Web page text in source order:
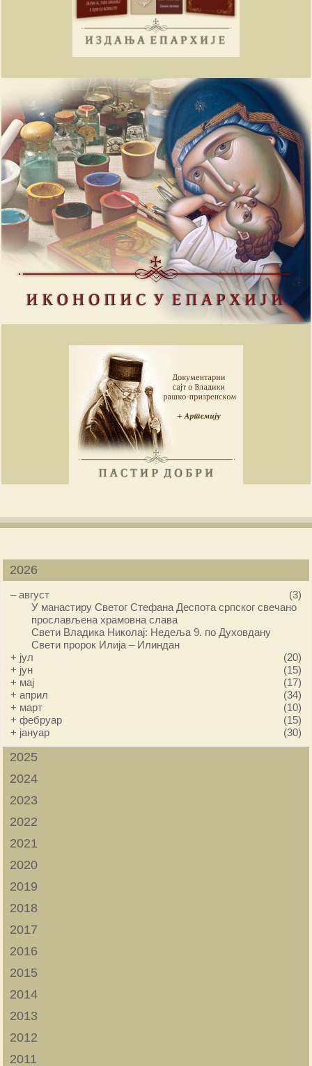
2026
–август
(3)
У манастиру Светог Стефана Деспота српског свечано
прослављена храмовна слава
Свети Владика Николај: Недеља 9. по Духовдану
Свети пророк Илија – Илиндан
+ јул
(20)
+ јун
(15)
+ мај
(17)
+април
(34)
+ март
(10)
+фебруар
(15)
+ јануар (30)
2025
2024
2023
2022
2021
2020
2019
2018
2017
2016
2015
2014
2013
2012
2011